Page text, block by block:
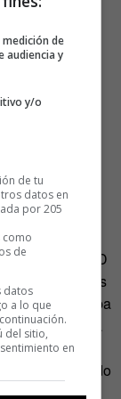
charla en TED
actuales
y abogaba
hizo suya la
«todos los
siéndolo cuando
de
audiencia y
y/o
de tu
datos en
por 205
como
de
datos
a lo que
del sitio,
en